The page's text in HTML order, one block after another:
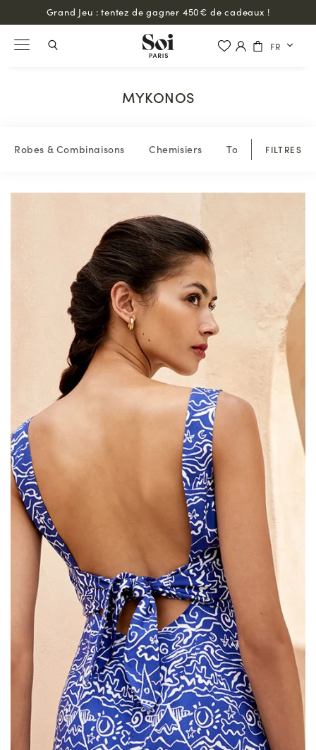
Grand Jeu : tentez de gagner 450€ de cadeaux !
FR
MYKONOS
Robes & Combinaisons Chemisiers Tops & blouses
FILTRES